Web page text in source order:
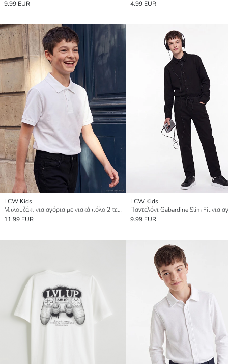
9.99 EUR 4.99 EUR
LCW Kids
Μπλουζάκι για αγόρια με γιακά πόλο 2 τεμάχια
11.99 EUR
LCW Kids
Παντελόνι Gabardine Slim Fit για
9.99 EUR